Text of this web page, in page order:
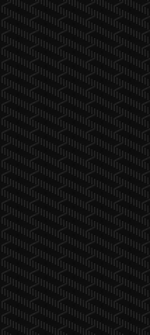
,
unity-fishnet-relay-sample
Unity-Water2D
Unity3D-LogCat-extension
UnityAssetUsageDetector
UnityProjectCloner
Unity_HomeAssignment